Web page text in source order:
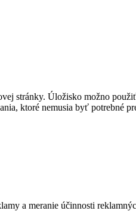
stránky. Úložisko možno
ktoré nemusia byť potrebné
a meranie účinnosti